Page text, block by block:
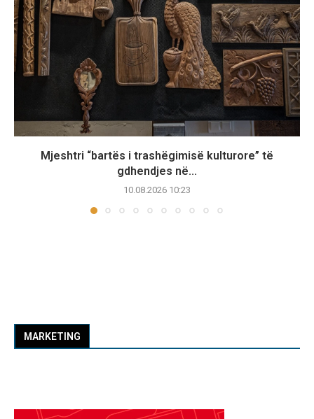
Mjeshtri “bartës i trashëgimisë kulturore” të
gdhendjes në...
10.08.2026 10:23
MARKETING